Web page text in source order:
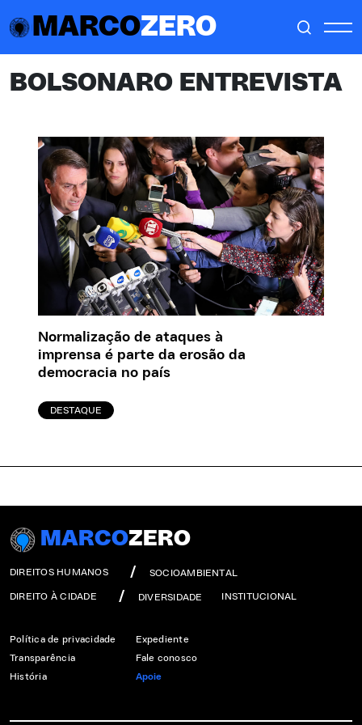
MARCOZERO
BOLSONARO ENTREVISTA
Normalização de ataques à
imprensa é parte da erosão da
democracia no país
DESTAQUE
MARCOZERO
DIREITOS HUMANOS SOCIOAMBIENTAL
DIREITO À CIDADE DIVERSIDADE INSTITUCIONAL
Política de privacidade
Transparência
História
Expediente
Fale conosco
Apoie